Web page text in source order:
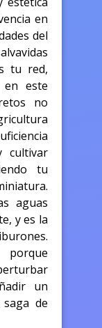
en
del
tu red,
en este
no
cultivar
tu
aguas
y es la
porque
un
de